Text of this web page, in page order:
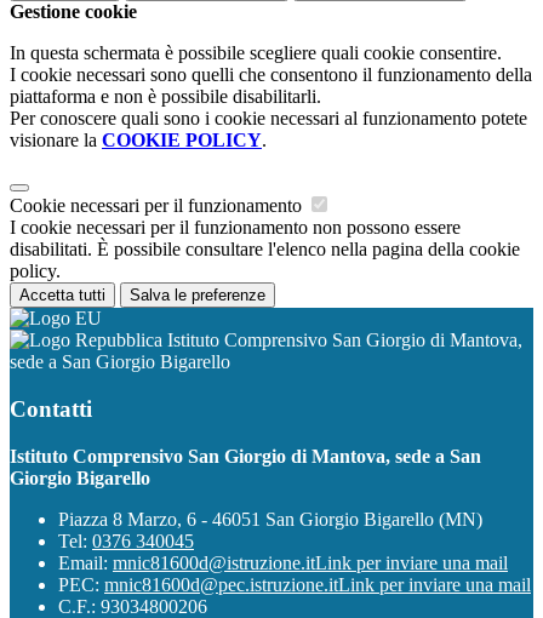
Gestione cookie
In questa schermata è possibile scegliere quali cookie consentire.
I cookie necessari sono quelli che consentono il funzionamento della
piattaforma e non è possibile disabilitarli.
Per conoscere quali sono i cookie necessari al funzionamento potete
visionare la COOKIE POLICY.
Cookie necessari per il funzionamento
I cookie necessari per il funzionamento non possono essere
disabilitati. È possibile consultare l'elenco nella pagina della cookie
policy.
Accetta tutti Salva le preferenze
Istituto Comprensivo San Giorgio di Mantova,
sede a San Giorgio Bigarello
Contatti
Istituto Comprensivo San Giorgio di Mantova, sede a San
Giorgio Bigarello
Piazza 8 Marzo, 6 - 46051 San Giorgio Bigarello (MN)
Tel: 0376 340045
Email: mnic81600d@istruzione.itLink per inviare una mail
PEC: mnic81600d@pec.istruzione.itLink per inviare una mail
C.F.: 93034800206